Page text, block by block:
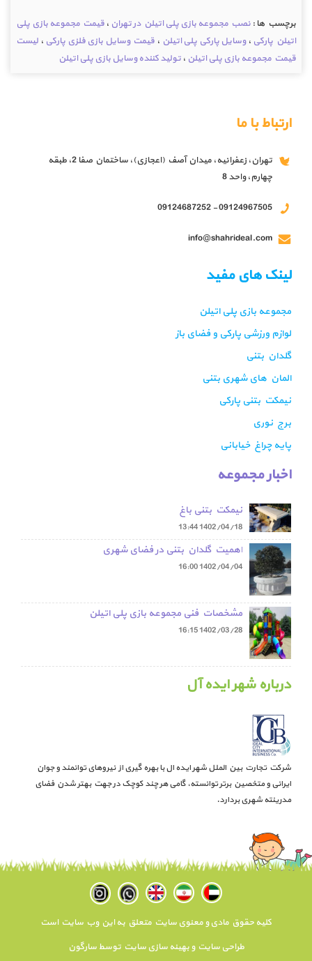
برچسب ها : نصب مجموعه بازی پلی اتیلن در تهران ،قیمت مجموعه بازی پلی
اتیلن پارکی ،وسایل پارکی پلی اتیلن ، قیمت وسایل بازی فلزی پارکی ، لیست
قیمت مجموعه بازی پلی اتیلن ،تولید کننده وسایل بازی پلی اتیلن
ارتباط با ما
تهران، زعفرانیه، میدان آصف (اعجازی)، ساختمان صفا 2، طبقه
چهارم، واحد 8
09124967505 - 09124687252
info@shahrideal.com
لینک های مفید
مجموعه بازی پلی اتیلن
لوازم ورزشی پارکی و فضای باز
گلدان بتنی
المان های شهری بتنی
نیمکت بتنی پارکی
برج نوری
پایه چراغ خیابانی
اخبار مجموعه
نیمکت بتنی باغ
1402/04/18
13:44
اهمیت گلدان بتنی در فضای شهری
1402/04/04
16:00
مشخصات فنی مجموعه بازی پلی اتیلن
1402/03/28
16:15
درباره شهر ایده آل
شرکت تجارت بین الملل شهر ایده ال با بهره گیری از نیروهای توانمند و جوان
ایرانی و متخصین برتر توانسته، گامی هر چند کوچک در جهت بهتر شدن فضای
مدرینته شهری بردارد.
کلیه حقوق مادی و معنوی سایت متعلق به این وب سایت است
طراحی سایتو بهینه سازی سایتتوسط سارگون